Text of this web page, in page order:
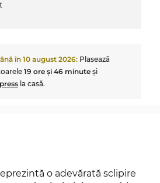
în 10 august 2026: Plasează
19 ore şi 46 minute şi
la casă.
o adevărată sclipire